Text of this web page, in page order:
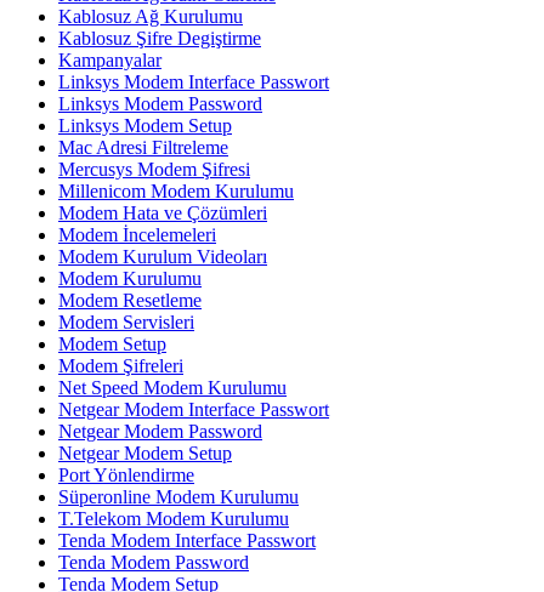
Kablosuz Ağ Kurulumu
Kablosuz Şifre Degiştirme
Kampanyalar
Linksys Modem Interface Passwort
Linksys Modem Password
Linksys Modem Setup
Mac Adresi Filtreleme
Mercusys Modem Şifresi
Millenicom Modem Kurulumu
Modem Hata ve Çözümleri
Modem İncelemeleri
Modem Kurulum Videoları
Modem Kurulumu
Modem Resetleme
Modem Servisleri
Modem Setup
Modem Şifreleri
Net Speed Modem Kurulumu
Netgear Modem Interface Passwort
Netgear Modem Password
Netgear Modem Setup
Port Yönlendirme
Süperonline Modem Kurulumu
T.Telekom Modem Kurulumu
Tenda Modem Interface Passwort
Tenda Modem Password
Tenda Modem Setup